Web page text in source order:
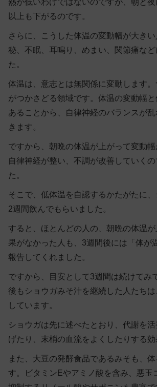
以上も下がるのです。
さらに、こうした体温の変動幅が大き
秘、不眠、耳鳴り、めまい、関節痛な
た。
体温は、意志とは無関係に変動します
がつかさどる領域です。体温の変動幅
あることから、自律神経のバランスが
きます。
ですから、朝晩の体温が上がって変動幅
自律神経が整い、不調が改善していく
た。
そこで、低体温を自認するかたがたに
2週間飲んでもらいました。
すると、ほとんどの人の、朝晩の体温
果がなかった人も、3週間後には「体が
報告してくれました。
ですから、目安として3週間は続けてみ
後もショウガみそ汁を継続した人たち
しています。
ショウガは先に述べたとおり、代謝を
げたり、末梢の血流をよくしたりする効
また、大豆の発酵食品であるみそも、
す。ビタミンEやアミノ酸を含み、悪玉